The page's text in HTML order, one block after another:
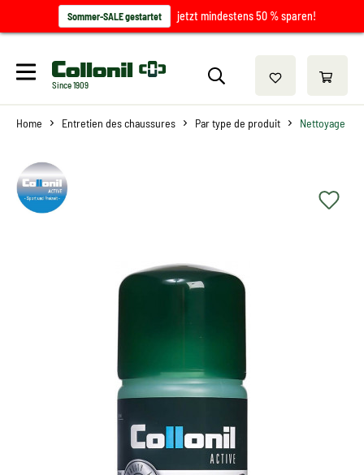
Sommer-SALE gestartet jetzt mindestens 50 % sparen!
Since 1909
Home Entretien des chaussures Par type de produit Nettoyage